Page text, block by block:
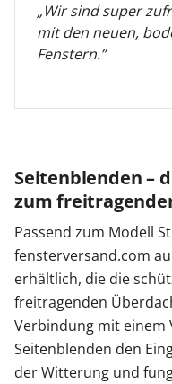
„Wir sind super
mit den neuen,
Fenstern.”
Seitenblenden –
zum
Passend zum Modell
fensterversand.com
erhältlich, die die
freitragenden
Verbindung mit einem
Seitenblenden den
der Witterung und